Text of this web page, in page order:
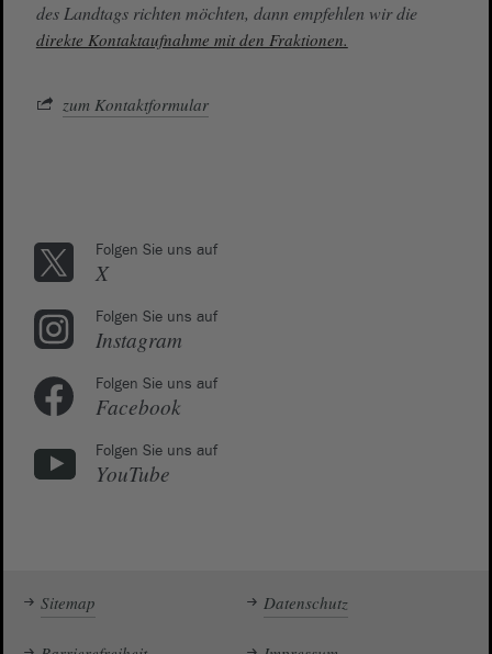
des Landtags richten möchten, dann empfehlen wir die
direkte Kontaktaufnahme mit den Fraktionen.
zum Kontaktformular
Folgen Sie uns auf
X
Folgen Sie uns auf
Instagram
Folgen Sie uns auf
Facebook
Folgen Sie uns auf
YouTube
Sitemap Datenschutz